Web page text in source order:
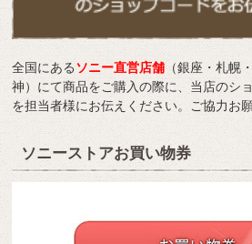
全国にあるソニー直営店舗 （銀座・札幌
神）にて商品をご購入の際に、当店のシ
を担当者様にお伝えください。ご協力お
ソニーストアお買い物券